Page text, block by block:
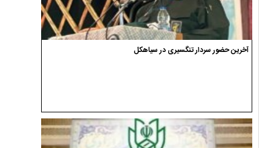
آخرین حضور سردار تنگسیری در سیاهکل